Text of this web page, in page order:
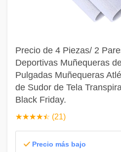
Precio de 4 Piezas/ 2
Deportivas Muñequeras
Pulgadas Muñequeras
de Sudor de Tela
Black Friday.
☆☆☆☆☆
★★★★★ (21)
Precio más bajo